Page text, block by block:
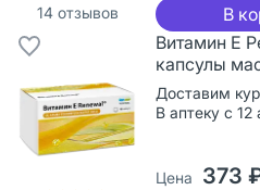
14отзывов В
Витамин Е
капсулы
Доставим
В аптеку с 12
Цена 373